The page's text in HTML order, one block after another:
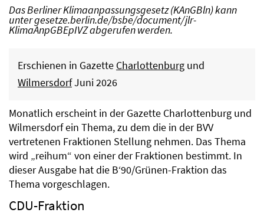
Das Berliner Klimaanpassungsgesetz (KAnGBln) kann
untergesetze.berlin.de/bsbe/document/jlr-
KlimaAnpGBEpIVZabgerufen werden.
Erschienen in Gazette Charlottenburg und
WilmersdorfJuni 2026
Monatlich erscheint in der Gazette Charlottenburg und
Wilmersdorf ein Thema, zu dem die in der BVV
vertretenen Fraktionen Stellung nehmen. Das Thema
wird „reihum“ von einer der Fraktionen bestimmt. In
dieser Ausgabe hat die B‘90/Grünen-Fraktion das
Thema vorgeschlagen.
CDU-Fraktion